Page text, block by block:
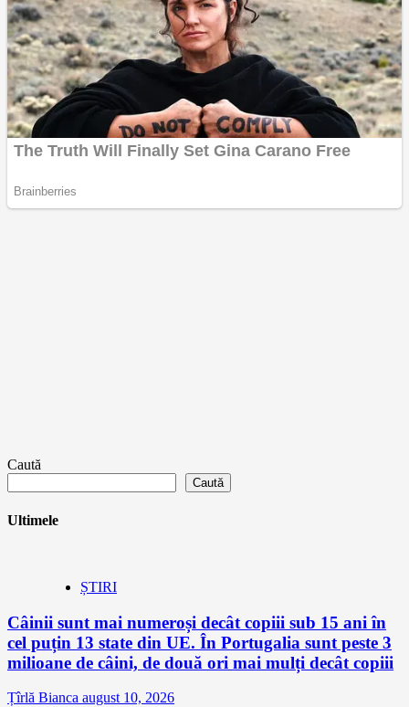
Caută
Caută
Ultimele
ȘTIRI
Câinii sunt mai numeroși decât copiii sub 15 ani în
cel puțin 13 state din UE. În Portugalia sunt peste 3
milioane de câini, de două ori mai mulți decât copiii
Țîrlă Bianca august 10, 2026